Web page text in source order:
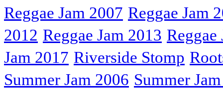
Reggae Jam 2007 Reggae Jam
2012 Reggae Jam 2013 Reggae
Jam 2017 Riverside Stomp
Summer Jam 2006 Summer